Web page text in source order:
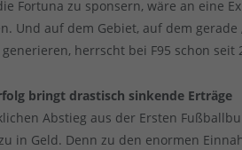
Fortuna zu sponsern, wäre an eine
Und auf dem Gebiet, auf dem
herrscht bei F95 schon
bringt drastisch sinkende Erträge
Abstieg aus der Ersten
in Geld. Denn zu den enormen